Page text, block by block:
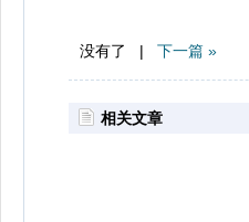
没有了 | 下一篇 »
相关文章